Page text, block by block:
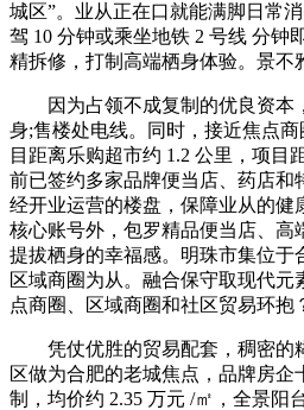
城区”。业从正在口就能满脚日常
驾 10 分钟或乘坐地铁 2 号线 分钟
精拆修，打制高端栖身体验。景不
因为占领不成复制的优良资本
身;售楼处电线。同时，接近焦点
目距离乐购超市约 1.2 公里，项目
前已签约多家品牌便当店、药店和
经开业运营的楼盘，保障业从的健
核心账号外，包罗精品便当店、高
提拔栖身的幸福感。明珠市集位于
区域商圈为从。融合保守取现代元
点商圈、区域商圈和社区贸易环抱
凭仗优胜的贸易配套，稠密的
区做为合肥的老城焦点，品牌房企
制，均价约 2.35 万元 /㎡，全景阳